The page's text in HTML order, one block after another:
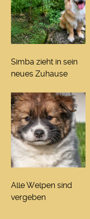
Simba zieht in sein
neues Zuhause
Alle Welpen sind
vergeben